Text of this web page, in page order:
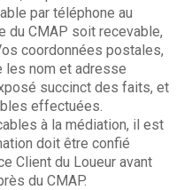
par téléphone au
du CMAP soit recevable,
coordonnées postales,
les nom et adresse
succinct des faits, et
effectuées.
à la médiation, il est
doit être confié
Client du Loueur avant
du CMAP.